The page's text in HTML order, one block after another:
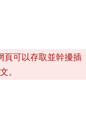
頁可以存取並幹擾插
。